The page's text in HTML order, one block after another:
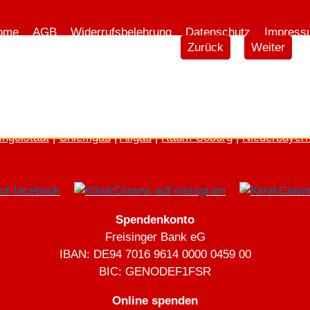
Vorheriger Beitrag:
Zurück Nächster
Weiter
AGB Widerrufsbelehrung Datenschutz
|Chiemgau|Allgäu|Raum Coburg|
Spendenkonto
Freisinger Bank eG
IBAN: DE94 7016 9614 0000 0459 00
BIC: GENODEF1FSR
Online spenden